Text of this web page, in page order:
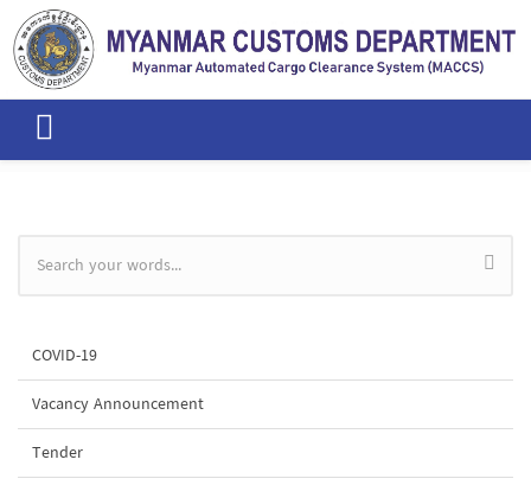
Skip to main content
Search form
COVID-19
Vacancy Announcement
Tender